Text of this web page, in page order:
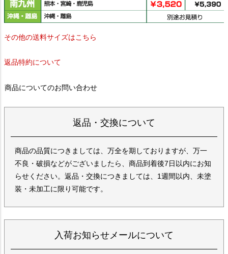
その他の送料サイズはこちら
返品特約について
商品についてのお問い合わせ
返品・交換について
商品の品質につきましては、万全を期しておりますが、万一
不良・破損などがございましたら、商品到着後7日以内にお知
らせください。返品・交換につきましては、1週間以内、未塗
装・未加工に限り可能です。
入荷お知らせメールについて